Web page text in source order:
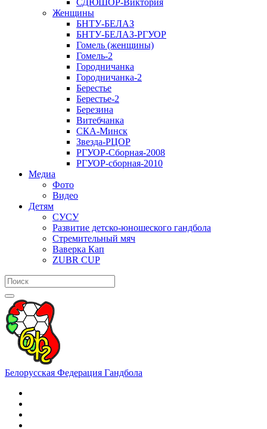
СДЮШОР-Виктория
Женщины
БНТУ-БЕЛАЗ
БНТУ-БЕЛАЗ-РГУОР
Гомель (женщины)
Гомель-2
Городничанка
Городничанка-2
Берестье
Берестье-2
Березина
Витебчанка
СКА-Минск
Звезда-РЦОР
РГУОР-Сборная-2008
РГУОР-сборная-2010
Медиа
Фото
Видео
Детям
СУСУ
Развитие детско-юношеского гандбола
Стремительный мяч
Ваверка Кап
ZUBR CUP
Белорусская Федерация Гандбола